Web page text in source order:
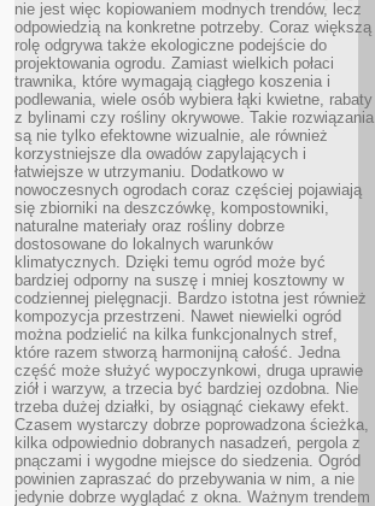
nie jest więc kopiowaniem modnych trendów, lecz
odpowiedzią na konkretne potrzeby. Coraz większą
rolę odgrywa także ekologiczne podejście do
projektowania ogrodu. Zamiast wielkich połaci
trawnika, które wymagają ciągłego koszenia i
podlewania, wiele osób wybiera łąki kwietne, rabaty
z bylinami czy rośliny okrywowe. Takie rozwiązania
są nie tylko efektowne wizualnie, ale również
korzystniejsze dla owadów zapylających i
łatwiejsze w utrzymaniu. Dodatkowo w
nowoczesnych ogrodach coraz częściej pojawiają
się zbiorniki na deszczówkę, kompostowniki,
naturalne materiały oraz rośliny dobrze
dostosowane do lokalnych warunków
klimatycznych. Dzięki temu ogród może być
bardziej odporny na suszę i mniej kosztowny w
codziennej pielęgnacji. Bardzo istotna jest również
kompozycja przestrzeni. Nawet niewielki ogród
można podzielić na kilka funkcjonalnych stref,
które razem stworzą harmonijną całość. Jedna
część może służyć wypoczynkowi, druga uprawie
ziół i warzyw, a trzecia być bardziej ozdobna. Nie
trzeba dużej działki, by osiągnąć ciekawy efekt.
Czasem wystarczy dobrze poprowadzona ścieżka,
kilka odpowiednio dobranych nasadzeń, pergola z
pnączami i wygodne miejsce do siedzenia. Ogród
powinien zapraszać do przebywania w nim, a nie
jedynie dobrze wyglądać z okna. Ważnym trendem